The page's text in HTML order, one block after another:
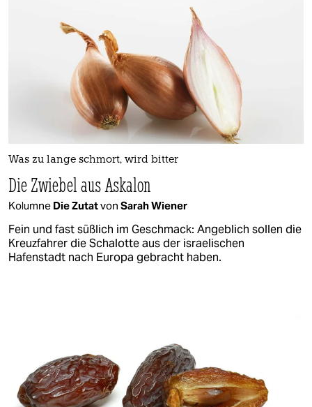
Was zu lange schmort, wird bitter
Die Zwiebel aus Askalon
Kolumne Die Zutatvon Sarah Wiener
Fein und fast süßlich im Geschmack: Angeblich sollen die
Kreuzfahrer die Schalotte aus der israelischen
Hafenstadt nach Europa gebracht haben.